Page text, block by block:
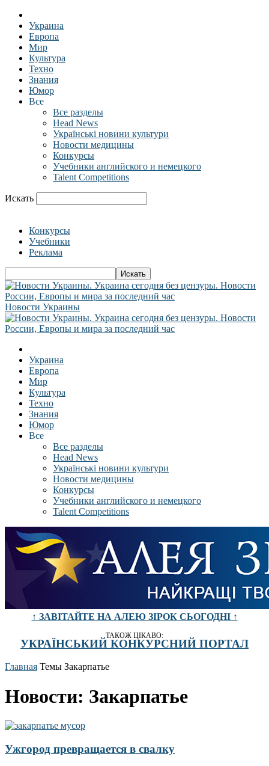
Украина
Европа
Мир
Культура
Техно
Знания
Юмор
Все
Все разделы
Head News
Українські новини культури
Новости медицины
Конкурсы
Учебники английского и немецкого
Talent Competitions
Искать
Конкурсы
Учебники
Реклама
Новости Украины
Украина
Европа
Мир
Культура
Техно
Знания
Юмор
Все
Все разделы
Head News
Українські новини культури
Новости медицины
Конкурсы
Учебники английского и немецкого
Talent Competitions
↑ ЗАВІТАЙТЕ НА АЛЕЮ ЗІРОК СЬОГОДНІ ↑
ТАКОЖ ЦІКАВО:
УКРАЇНСЬКИЙ КОНКУРСНИЙ ПОРТАЛ
Главная Темы Закарпатье
Новости: Закарпатье
Ужгород превращается в свалку